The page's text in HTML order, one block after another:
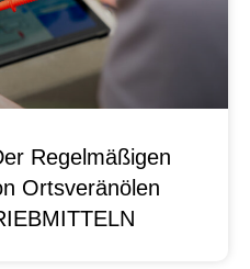
Regelmäßigen
Ortsveränölen